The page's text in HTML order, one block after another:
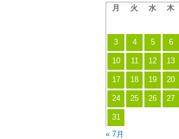
月
火 水 木
3 4 5 6
10 11 12 13
17 18 19 20
24 25 26 27
31
« 7月